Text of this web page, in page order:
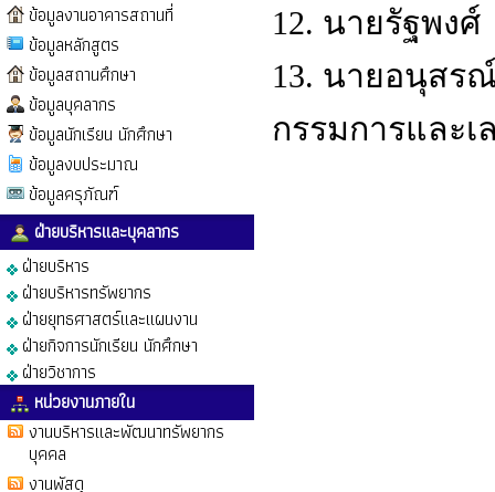
ข้อมูลงานอาคารสถานที่
ข้อมูลหลักสูตร
ข้อมูลสถานศึกษา
ข้อมูลบุคลากร
ข้อมูลนักเรียน นักศึกษา
ข้อมูลงบประมาณ
ข้อมูลครุภัณฑ์
ฝ่ายบริหารและบุคลากร
ฝ่ายบริหาร
ฝ่ายบริหารทรัพยากร
ฝ่ายยุทธศาสตร์และแผนงาน
ฝ่ายกิจการนักเรียน นักศึกษา
ฝ่ายวิชาการ
หน่วยงานภายใน
งานบริหารและพัฒนาทรัพยากร
บุคคล
งานพัสดุ
12. นายรัฐพง
13. นายอนุส
กรรมการและ